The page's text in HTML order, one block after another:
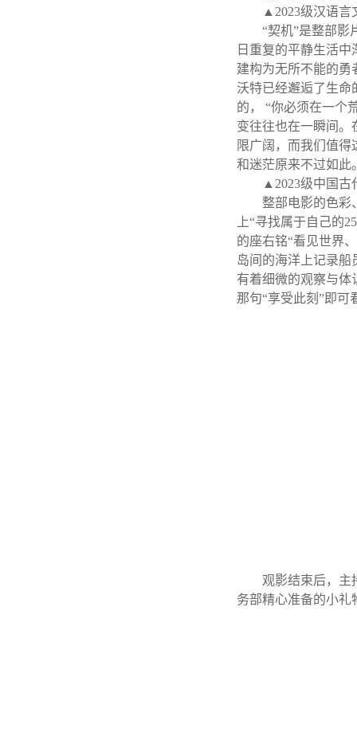
▲2023级汉语言
“契机”是整部影
日重复的平静生活
建构为无所不能的勇
沃特已经邂逅了生命
的， “你必须在一个
变往往也在一瞬间。
限广阔，而我们值
和迷茫原来不过如此
▲2023级中国古
整部电影的色彩
上“寻找属于自己的
的座右铭“看见世界
岛间的海洋上记录
有着细微的观察与体
那句“享受此刻”即可
观影结束后，主
务部精心准备的小礼